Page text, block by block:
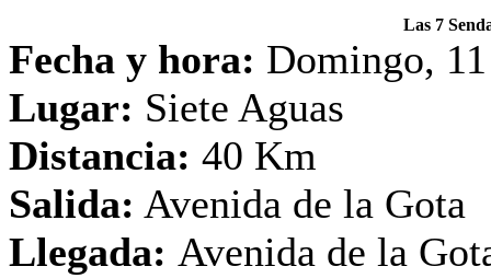
Las 7
Fecha y hora: Domingo,
Lugar: Siete Aguas
Distancia: 40 Km
Salida: Avenida de la Gota
Llegada: Avenida de la